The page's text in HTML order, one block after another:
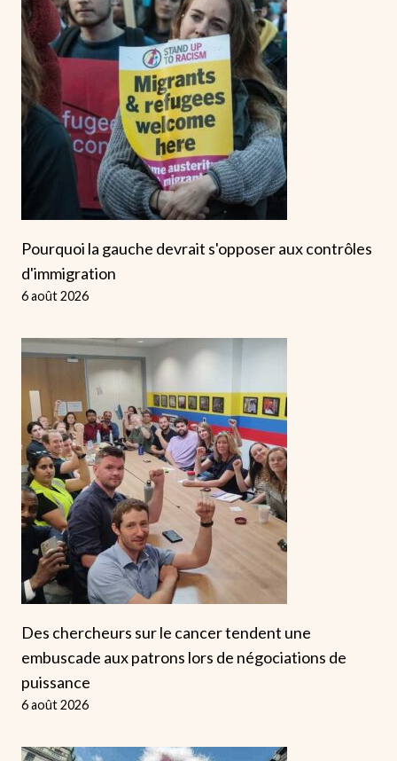
Pourquoi la gauche devrait s'opposer aux contrôles
d'immigration
6 août 2026
Des chercheurs sur le cancer tendent une
embuscade aux patrons lors de négociations de
puissance
6 août 2026